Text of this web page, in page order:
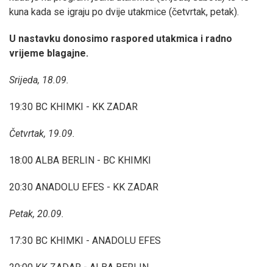
kuna kada se igraju po dvije utakmice (četvrtak, petak).
U nastavku donosimo raspored utakmica i radno
vrijeme blagajne.
Srijeda, 18.09.
19:30 BC KHIMKI - KK ZADAR
Četvrtak, 19.09.
18:00 ALBA BERLIN - BC KHIMKI
20:30 ANADOLU EFES - KK ZADAR
Petak, 20.09.
17:30 BC KHIMKI - ANADOLU EFES